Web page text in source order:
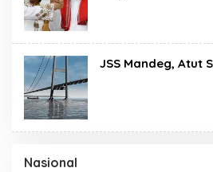
JSS Mandeg, Atut
Nasional